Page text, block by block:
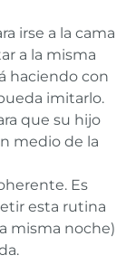
irse a la cama
a la misma
haciendo con
imitarlo.
que su hijo
medio de la
Es
esta rutina
misma noche)